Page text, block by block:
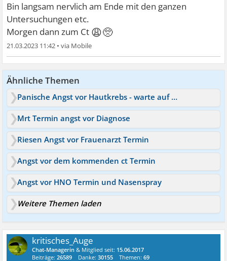
Bin langsam nervlich am Ende mit den ganzen
Untersuchungen etc.
Morgen dann zum Ct 😩🥺
21.03.2023 11:42 •
Ähnliche Themen
Panische Angst vor Hautkrebs - warte auf Ergebnis vom Hautarzt
Mrt Termin angst vor Diagnose
Riesen Angst vor Frauenarzt Termin
Angst vor dem kommenden ct Termin
Angst vor HNO Termin und Nasenspray
Weitere Themen laden
kritisches_Auge
Chat-Managerin & Mitglied seit: 15.06.2017
Beiträge:26589 Danke:30155 Themen:69